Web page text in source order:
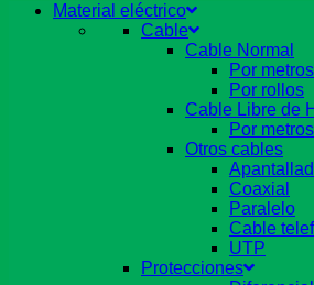
Material eléctrico
Cable
Cable Normal
Por metros
Por rollos
Cable Libre de
Por metros
Otros cables
Coaxial
Paralelo
Cable
UTP
Protecciones